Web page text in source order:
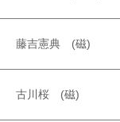
藤吉憲典 (磁)
古川桜 (磁)